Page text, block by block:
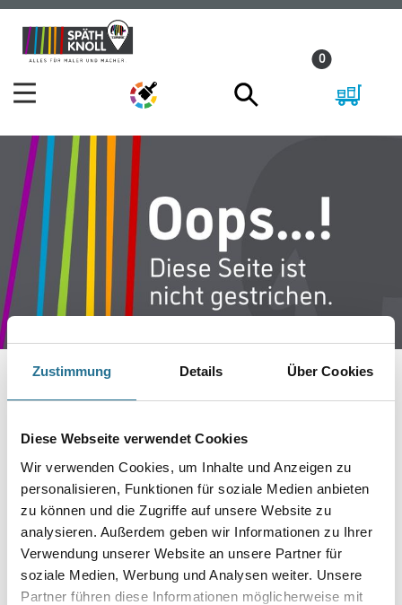
Zustimmung Details Über Cookies
Diese Webseite verwendet Cookies
Wir verwenden Cookies, um Inhalte und Anzeigen zu
personalisieren, Funktionen für soziale Medien anbieten
zu können und die Zugriffe auf unsere Website zu
analysieren. Außerdem geben wir Informationen zu Ihrer
Verwendung unserer Website an unsere Partner für
soziale Medien, Werbung und Analysen weiter. Unsere
Partner führen diese Informationen möglicherweise mit
Zum
Inhalt
Zum
Navigationsmenü
0
IST AUFGETRETEN
Keine Sorge, wir pinseln schon an der Lösung und
werden das Problem so schnell wie möglich beheben.
Erkunden Sie in der Zwischenzeit unseren Online-Shop
und lassen Sie sich inspirieren.
ZURÜCK ZUM ONLINE-SHOP